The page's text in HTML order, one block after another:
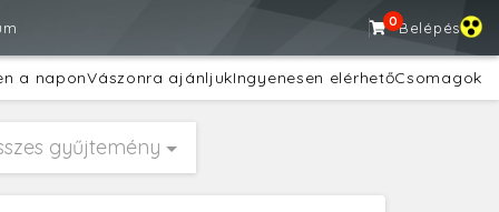
0Belépés
a naponVászonra ajánljukIngyenesen elérhetőCsomagok
gyűjtemény